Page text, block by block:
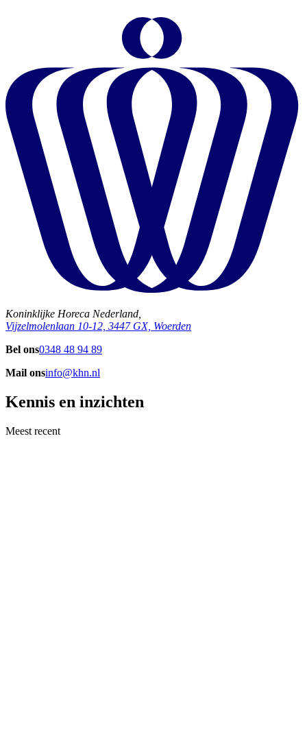
Koninklijke Horeca Nederland,
Vijzelmolenlaan 10-12, 3447 GX, Woerden
Bel ons0348 48 94 89
Mail onsinfo@khn.nl
Kennis en inzichten
Meest recent